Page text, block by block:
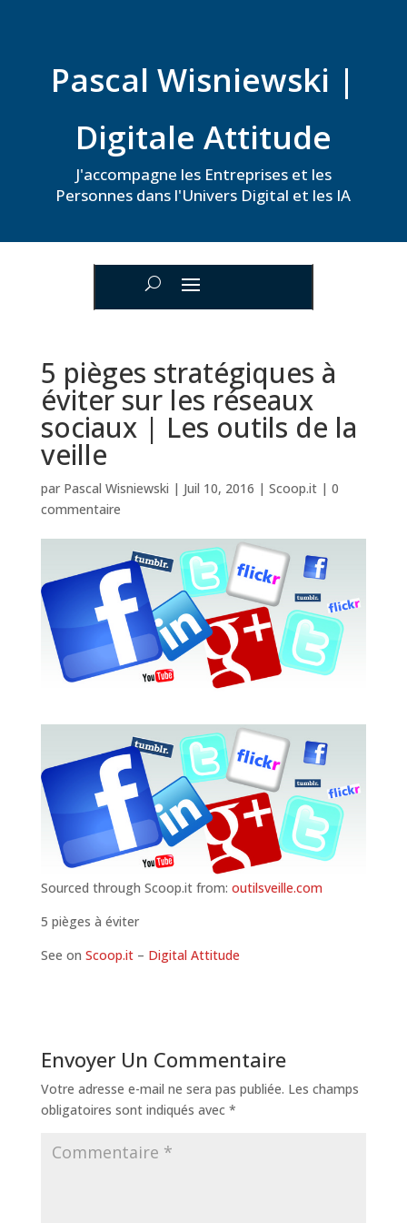
Pascal Wisniewski |
Digitale Attitude
J'accompagne les Entreprises et les
Personnes dans l'Univers Digital et les IA
5 pièges stratégiques à
éviter sur les réseaux
sociaux | Les outils de la
veille
par Pascal Wisniewski | Juil 10, 2016 | Scoop.it| 0
commentaire
Sourced through Scoop.it from: outilsveille.com
5 pièges à éviter
See on Scoop.it– Digital Attitude
Envoyer Un Commentaire
Votre adresse e-mail ne sera pas publiée. Les champs
obligatoires sont indiqués avec *